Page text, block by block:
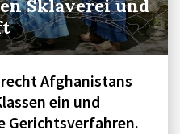
Sklaverei und
Afghanistans
ein und
Gerichtsverfahren.